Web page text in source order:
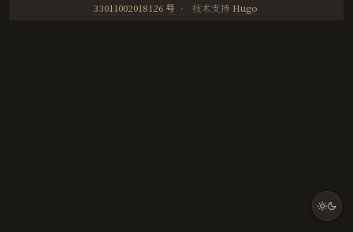
33011002018126 号 · 技术支持 Hugo